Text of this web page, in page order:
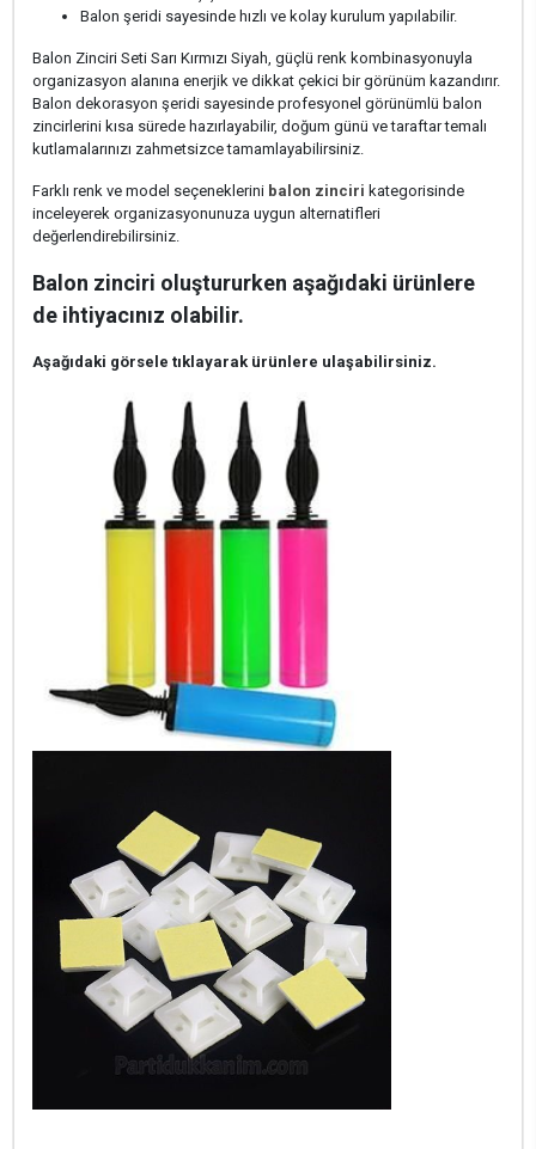
Balon şeridi sayesinde hızlı ve kolay kurulum yapılabilir.
Balon Zinciri Seti Sarı Kırmızı Siyah, güçlü renk kombinasyonuyla
organizasyon alanına enerjik ve dikkat çekici bir görünüm kazandırır.
Balon dekorasyon şeridi sayesinde profesyonel görünümlü balon
zincirlerini kısa sürede hazırlayabilir, doğum günü ve taraftar temalı
kutlamalarınızı zahmetsizce tamamlayabilirsiniz.
Farklı renk ve model seçeneklerini balon zinciri kategorisinde
inceleyerek organizasyonunuza uygun alternatifleri
değerlendirebilirsiniz.
Balon zinciri oluştururken aşağıdaki ürünlere
de ihtiyacınız olabilir.
Aşağıdaki görsele tıklayarak ürünlere ulaşabilirsiniz.